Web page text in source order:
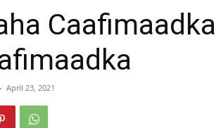
- April 23, 2021